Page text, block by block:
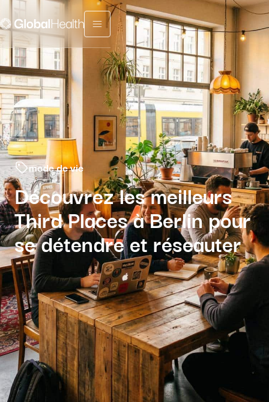
Menu fermé
mode de vie
Découvrez les meilleurs
Third Places à Berlin pour
se détendre et réseauter